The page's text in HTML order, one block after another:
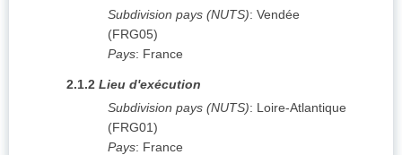
Subdivision pays (NUTS): Vendée
(FRG05)
Pays: France
2.1.2 Lieu d'exécution
Subdivision pays (NUTS): Loire-Atlantique
(FRG01)
Pays: France